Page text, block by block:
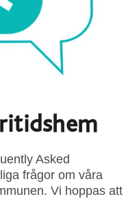
Asked
frågor om våra
Vi hoppas att